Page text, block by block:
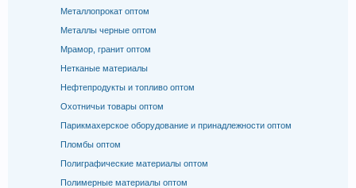
Металлопрокат оптом
Металлы черные оптом
Мрамор, гранит оптом
Нетканые материалы
Нефтепродукты и топливо оптом
Охотничьи товары оптом
Парикмахерское оборудование и принадлежности оптом
Пломбы оптом
Полиграфические материалы оптом
Полимерные материалы оптом